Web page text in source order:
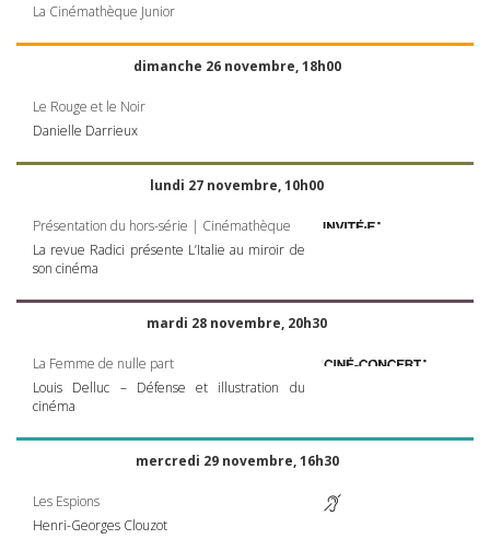
La Cinémathèque Junior
dimanche 26 novembre, 18h00
Le Rouge et le Noir
Danielle Darrieux
lundi 27 novembre, 10h00
Présentation du hors-série | Cinémathèque
La revue Radici présente L’Italie au miroir de
son cinéma
mardi 28 novembre, 20h30
La Femme de nulle part
Louis Delluc – Défense et illustration du
cinéma
mercredi 29 novembre, 16h30
Les Espions
Henri-Georges Clouzot